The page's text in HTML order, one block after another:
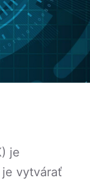
je
vytvárať